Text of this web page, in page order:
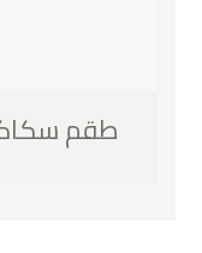
طقم